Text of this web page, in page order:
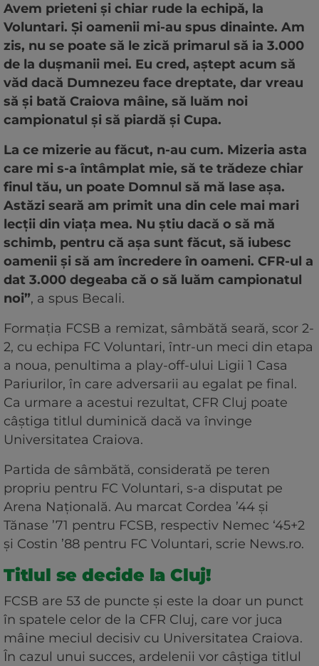
Avem prieteni şi chiar rude la echipă, la
Voluntari. Şi oamenii mi-au spus dinainte. Am
zis, nu se poate să le zică primarul să ia 3.000
de la duşmanii mei. Eu cred, aştept acum să
văd dacă Dumnezeu face dreptate, dar vreau
să şi bată Craiova mâine, să luăm noi
campionatul şi să piardă şi Cupa.
La ce mizerie au făcut, n-au cum. Mizeria asta
care mi s-a întâmplat mie, să te trădeze chiar
finul tău, un poate Domnul să mă lase aşa.
Astăzi seară am primit una din cele mai mari
lecţii din viaţa mea. Nu ştiu dacă o să mă
schimb, pentru că aşa sunt făcut, să iubesc
oamenii şi să am încredere în oameni. CFR-ul a
dat 3.000 degeaba că o să luăm campionatul
noi”, a spus Becali.
Formaţia FCSB a remizat, sâmbătă seară, scor 2-
2, cu echipa FC Voluntari, într-un meci din etapa
a noua, penultima a play-off-ului Ligii 1 Casa
Pariurilor, în care adversarii au egalat pe final.
Ca urmare a acestui rezultat, CFR Cluj poate
câştiga titlul duminică dacă va învinge
Universitatea Craiova.
Partida de sâmbătă, considerată pe teren
propriu pentru FC Voluntari, s-a disputat pe
Arena Naţională. Au marcat Cordea ’44 şi
Tănase ’71 pentru FCSB, respectiv Nemec ‘45+2
şi Costin ’88 pentru FC Voluntari, scrie News.ro.
Titlul se decide la Cluj!
FCSB are 53 de puncte și este la doar un punct
în spatele celor de la CFR Cluj, care vor juca
mâine meciul decisiv cu Universitatea Craiova.
În cazul unui succes, ardelenii vor câștiga titlul